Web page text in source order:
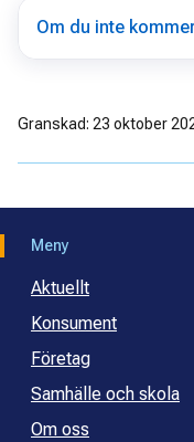
Om du inte
Granskad: 23 oktober
Meny
Aktuellt
Konsument
Företag
Samhälle och skola
Om oss